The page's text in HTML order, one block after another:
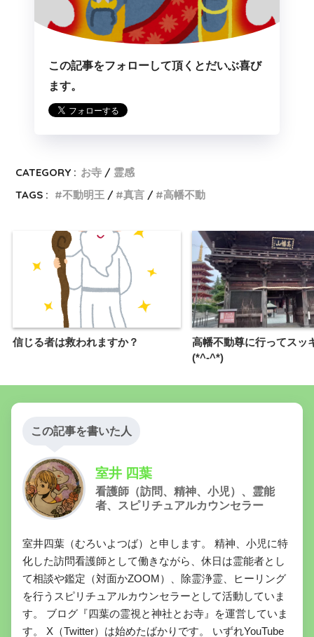
この記事をフォローして頂くとだいぶ喜び
ます。
CATEGORY : お寺
霊感
TAGS :
不動明王 真言 高幡不動
信じる者は救われますか？
高幡不動尊に行ってスッ
(*^-^*)
この記事を書いた人
室井 四葉
看護師（訪問、精神、小児）、霊能
者、スピリチュアルカウンセラー
室井四葉（むろいよつば）と申します。 精神、小児に特
化した訪問看護師として働きながら、休日は霊能者とし
て相談や鑑定（対面かZOOM）、除霊浄霊、ヒーリング
を行うスピリチュアルカウンセラーとして活動していま
す。 ブログ『四葉の霊視と神社とお寺』を運営していま
す。 X（Twitter）は始めたばかりです。 いずれYouTube